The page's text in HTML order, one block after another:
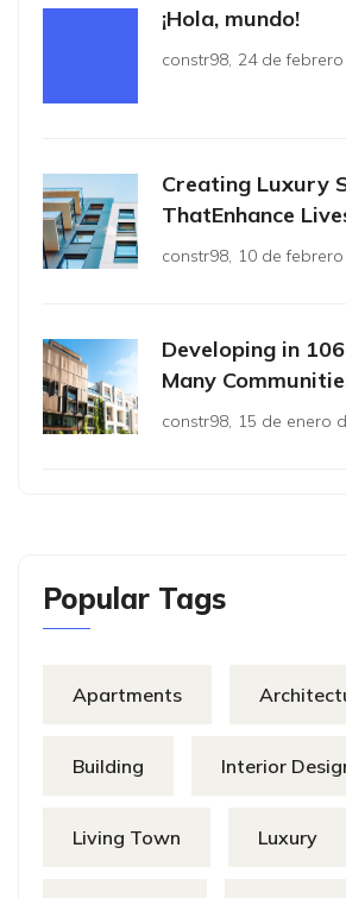
¡Hola, mundo!
constr98, 24 de
Creating Luxury
ThatEnhance
constr98, 10 de
Developing in
Many
constr98, 15 de enero
Popular Tags
Apartments
Building Interior
Living Town Luxury